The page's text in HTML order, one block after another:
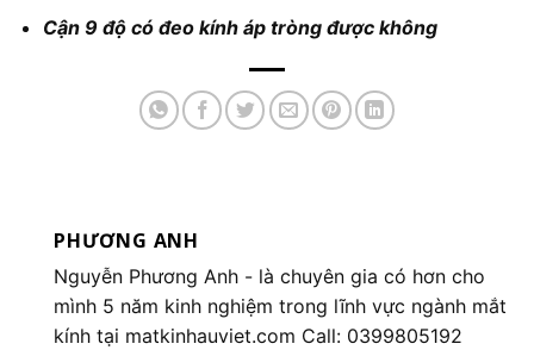
Cận 9 độ có đeo kính áp tròng được không
PHƯƠNG ANH
Nguyễn Phương Anh - là chuyên gia có hơn cho
mình 5 năm kinh nghiệm trong lĩnh vực ngành mắt
kính tại matkinhauviet.com Call: 0399805192